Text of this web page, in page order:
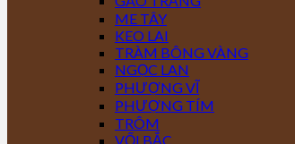
ME TÂY
KEO LAI
TRÀM BÔNG VÀNG
NGỌC LAN
PHƯỢNG VĨ
PHƯỢNG TÍM
TRÔM
VỐI BẮC